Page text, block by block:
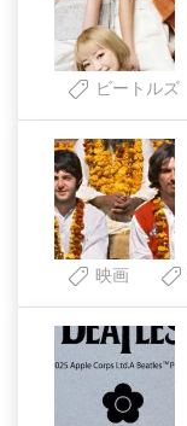
ビートルズ
映画